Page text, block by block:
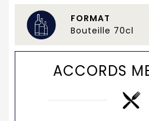
FORMAT
Bouteille 70cl
ACCORDS